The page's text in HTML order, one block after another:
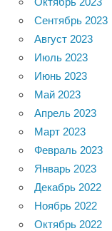
Сентябрь 2023
Август 2023
Июль 2023
Июнь 2023
Май 2023
Апрель 2023
Март 2023
Февраль 2023
Январь 2023
Декабрь 2022
Ноябрь 2022
Октябрь 2022